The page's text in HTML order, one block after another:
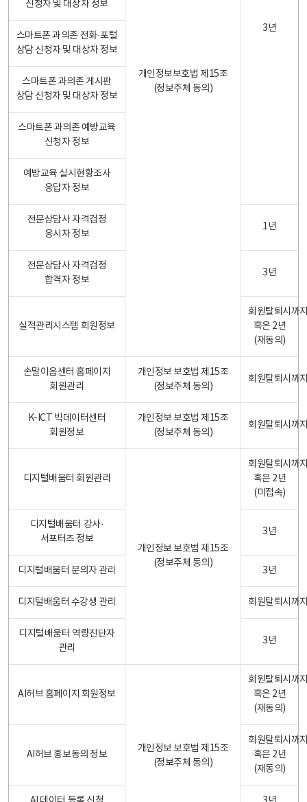
개인정보보호법 제15조
(정보주체 동의)
3년
신청자 및 대상자 정보
스마트폰 과의존 전화·포털
상담 신청자 및 대상자 정보
스마트폰 과의존 게시판
상담 신청자 및 대상자 정보
스마트폰 과의존 예방교육
신청자 정보
예방교육 실시현황조사
응답자 정보
전문상담사 자격검정
응시자 정보
1년
전문상담사 자격검정
합격자 정보
3년
실적관리시스템 회원정보
회원탈퇴시까
혹은 2년
(재동의)
손말이음센터 홈페이지
회원관리
개인정보 보호법 제15조
(정보주체 동의)
회원탈퇴시까
K-ICT 빅데이터센터
회원정보
개인정보 보호법 제15조
(정보주체 동의)
회원탈퇴시까
디지털배움터 회원관리
개인정보 보호법 제15조
(정보주체 동의)
회원탈퇴시까
혹은 2년
(미접속)
디지털배움터 강사·
서포터즈 정보
3년
디지털배움터 문의자 관리 3년
디지털배움터 수강생 관리 회원탈퇴시까
디지털배움터 역량진단자
관리
3년
AI허브 홈페이지 회원정보
개인정보 보호법 제15조
(정보주체 동의)
회원탈퇴시까
혹은 2년
(재동의)
AI허브 홍보동의 정보
회원탈퇴시까
혹은 2년
(재동의)